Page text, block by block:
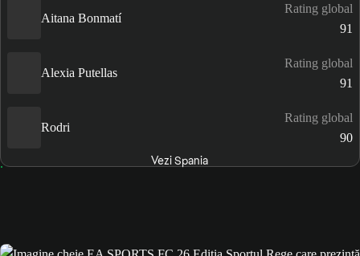
Aitana Bonmatí
Rating global
91
Alexia Putellas
Rating global
91
Rodri
Rating global
90
Vezi Spania